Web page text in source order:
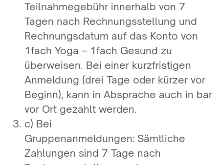
Teilnahmegebühr innerhalb von 7
Tagen nach Rechnungsstellung und
Rechnungsdatum auf das Konto von
1fach Yoga – 1fach Gesund zu
überweisen. Bei einer kurzfristigen
Anmeldung (drei Tage oder kürzer vor
Beginn), kann in Absprache auch in bar
vor Ort gezahlt werden.
c) Bei
Gruppenanmeldungen: Sämtliche
Zahlungen sind 7 Tage nach